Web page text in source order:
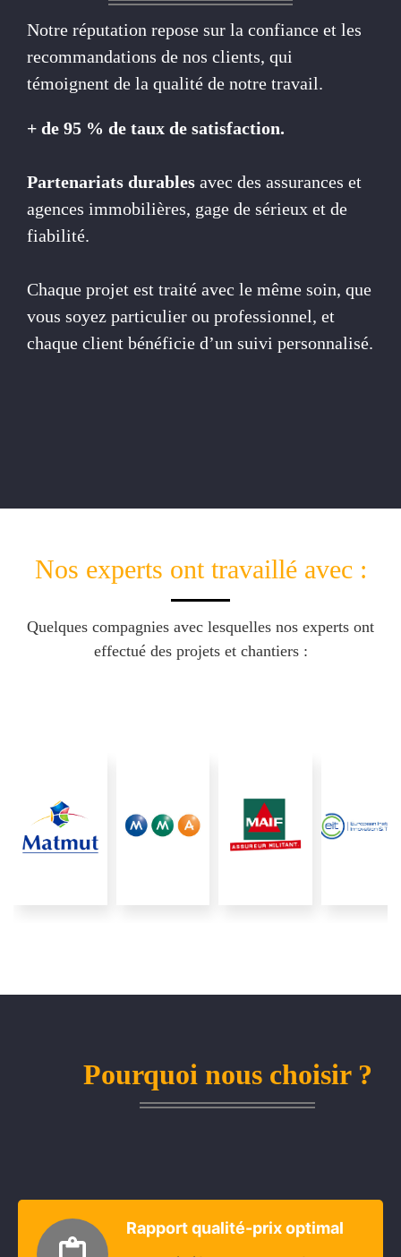
Notre réputation repose sur la confiance et les
recommandations de nos clients, qui
témoignent de la qualité de notre travail.
+ de 95 % de taux de satisfaction.
Partenariats durables avec des assurances et
agences immobilières, gage de sérieux et de
fiabilité.
Chaque projet est traité avec le même soin, que
vous soyez particulier ou professionnel, et
chaque client bénéficie d’un suivi personnalisé.
Nos experts ont travaillé avec :
Quelques compagnies avec lesquelles nos experts ont
effectué des projets et chantiers :
Pourquoi nous choisir ?
Rapport qualité-prix optimal